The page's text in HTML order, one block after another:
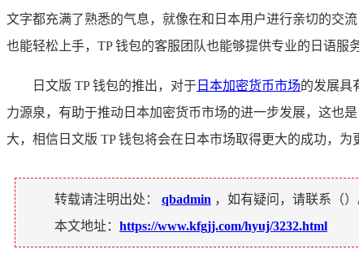
文字都充满了熟悉的气息，就像在和日本用户进行亲切的交
也能轻松上手，TP 钱包的客服团队也能够提供专业的日语服
日文版 TP 钱包的推出，对于 日本加密货币市场的发展具
力源泉，有助于推动日本加密货币市场的进一步发展，这也
大，相信日文版 TP 钱包将会在日本市场取得更大的成功，
转载请注明出处： qbadmin ，如有疑问，请联系（）
本文地址： https://www.kfgjj.com/hyuj/3232.html